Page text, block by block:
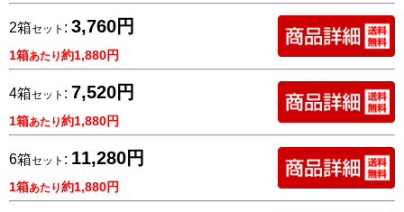
2箱セット : 3,760円
1箱あたり約1,880円
4箱セット : 7,520円
1箱あたり約1,880円
6箱セット : 11,280円
1箱あたり約1,880円